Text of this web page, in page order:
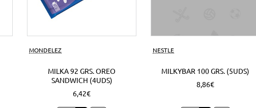
MONDELEZ
MILKA 92 GRS. OREO
SANDWICH (4UDS)
6,42€
NESTLE
MILKYBAR 100 GRS. (5UDS)
8,86€